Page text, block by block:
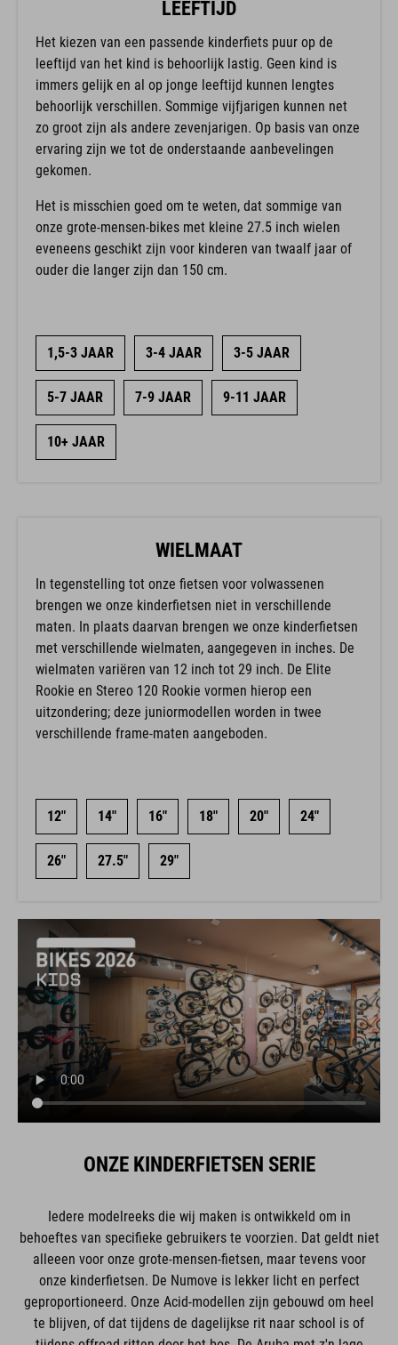
LEEFTIJD
Het kiezen van een passende kinderfiets puur op de
leeftijd van het kind is behoorlijk lastig. Geen kind is
immers gelijk en al op jonge leeftijd kunnen lengtes
behoorlijk verschillen. Sommige vijfjarigen kunnen net
zo groot zijn als andere zevenjarigen. Op basis van onze
ervaring zijn we tot de onderstaande aanbevelingen
gekomen.
Het is misschien goed om te weten, dat sommige van
onze grote-mensen-bikes met kleine 27.5 inch wielen
eveneens geschikt zijn voor kinderen van twaalf jaar of
ouder die langer zijn dan 150 cm.
1,5-3 JAAR 3-4 JAAR 3-5 JAAR
5-7 JAAR 7-9 JAAR 9-11 JAAR
10+ JAAR
WIELMAAT
In tegenstelling tot onze fietsen voor volwassenen
brengen we onze kinderfietsen niet in verschillende
maten. In plaats daarvan brengen we onze kinderfietsen
met verschillende wielmaten, aangegeven in inches. De
wielmaten variëren van 12 inch tot 29 inch. De Elite
Rookie en Stereo 120 Rookie vormen hierop een
uitzondering; deze juniormodellen worden in twee
verschillende frame-maten aangeboden.
12" 14" 16" 18" 20" 24"
26" 27.5" 29"
ONZE KINDERFIETSEN SERIE
Iedere modelreeks die wij maken is ontwikkeld om in
behoeftes van specifieke gebruikers te voorzien. Dat geldt niet
alleeen voor onze grote-mensen-fietsen, maar tevens voor
onze kinderfietsen. De Numove is lekker licht en perfect
geproportioneerd. Onze Acid-modellen zijn gebouwd om heel
te blijven, of dat tijdens de dagelijkse rit naar school is of